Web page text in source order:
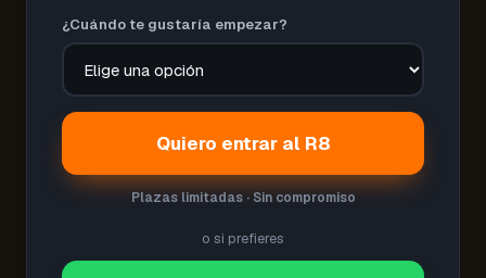
¿Cuándo te gustaría empezar?
Quiero entrar al R8
Plazas limitadas · Sin compromiso
o si prefieres